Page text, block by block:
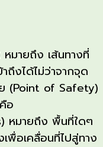
มายถึง เส้นทางที่
ถึงได้ไม่ว่าจากจุด
(Point of Safety)
อ
หมายถึง พื้นที่ใดๆ
เพื่อเคลื่อนที่ไปสู่ทาง